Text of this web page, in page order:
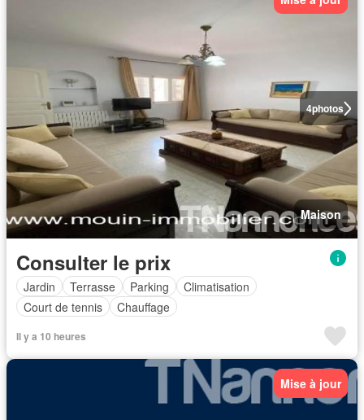
4photos
Maison
Consulter le prix
Jardin Terrasse Parking
Climatisation
Court de tennis
Chauffage
Il y a 10 heures
Mise à jour